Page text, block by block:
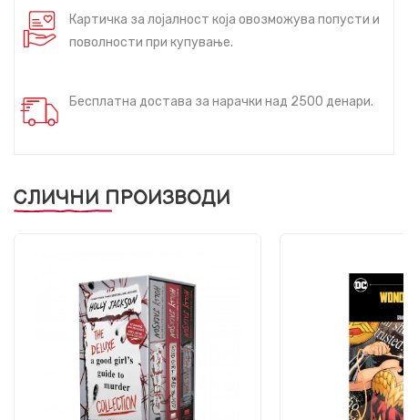
Картичка за лојалност која овозможува попусти и
поволности при купување.
Бесплатна достава за нарачки над 2500 денари.
СЛИЧНИ ПРОИЗВОДИ